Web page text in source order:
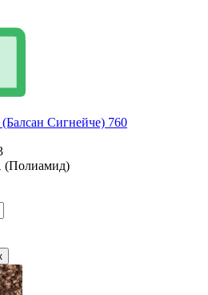
Сигнейче) 760
(Полиамид)